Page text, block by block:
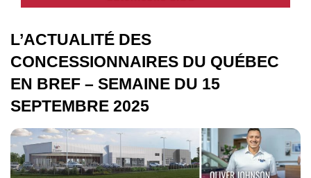
L’ACTUALITÉ DES
CONCESSIONNAIRES DU QUÉBEC
EN BREF – SEMAINE DU 15
SEPTEMBRE 2025